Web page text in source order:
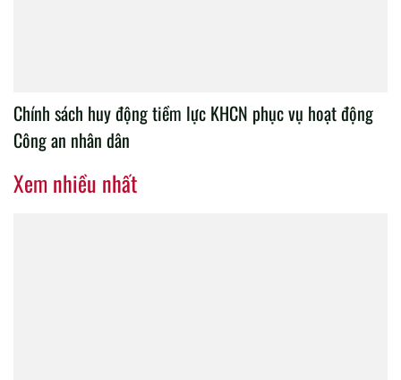
Chính sách huy động tiềm lực KHCN phục vụ hoạt động
Công an nhân dân
Xem nhiều nhất